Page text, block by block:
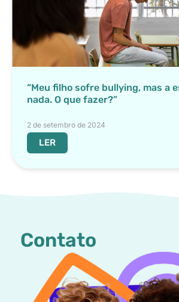
“Meu filho sofre bullying, mas a
nada. O que fazer?”
2 de setembro de 2024
LER
Contato